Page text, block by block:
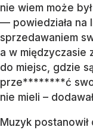
nie wiem może
— powiedziała na
sprzedawaniem
a w międzyczasie
do miejsc, gdzie
prze********ć
nie mieli –
Muzyk